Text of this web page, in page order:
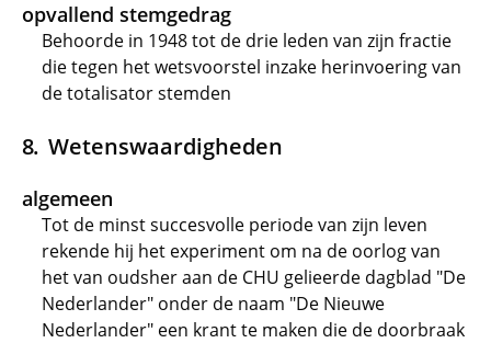
opvallend stemgedrag
Behoorde in 1948 tot de drie leden van zijn fractie
die tegen het wetsvoorstel inzake herinvoering van
de totalisator stemden
Wetenswaardigheden
algemeen
Tot de minst succesvolle periode van zijn leven
rekende hij het experiment om na de oorlog van
het van oudsher aan de CHU gelieerde dagblad "De
Nederlander" onder de naam "De Nieuwe
Nederlander" een krant te maken die de doorbraak